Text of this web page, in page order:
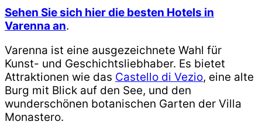
Sehen Sie sich hier die besten Hotels in
Varenna an.
Varenna ist eine ausgezeichnete Wahl für
Kunst- und Geschichtsliebhaber. Es bietet
Attraktionen wie das Castello di Vezio, eine alte
Burg mit Blick auf den See, und den
wunderschönen botanischen Garten der Villa
Monastero.